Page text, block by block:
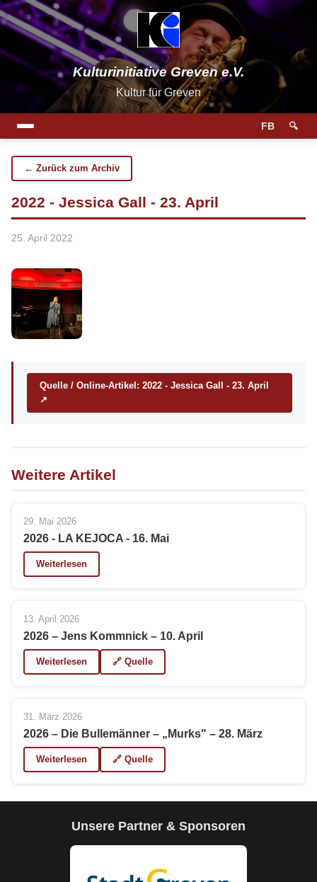
Kulturinitiative Greven e.V.
Kultur für Greven
FB 🔍
← Zurück zum Archiv
2022 - Jessica Gall - 23. April
25. April 2022
Quelle / Online-Artikel: 2022 - Jessica Gall - 23. April
↗
Weitere Artikel
29. Mai 2026
2026 - LA KEJOCA - 16. Mai
Weiterlesen
13. April 2026
2026 – Jens Kommnick – 10. April
Weiterlesen 🔗 Quelle
31. März 2026
2026 – Die Bullemänner – „Murks" – 28. März
Weiterlesen 🔗 Quelle
Unsere Partner & Sponsoren